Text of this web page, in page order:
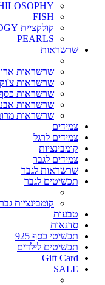
FISH
קולקציית MYTHOLOGY
PEARLS
שרשראות
שרשראות
שרשראות
שרשראות כסף
שרשראות
שרשראות
צמידים
צמידים לרגל
קומבינציות
צמידים לגבר
שרשראות לגבר
תכשיטים לגבר
קומבינציות
טבעות
סדנאות
תכשיטי כסף 925
תכשיטים לילדים
Gift Card
SALE